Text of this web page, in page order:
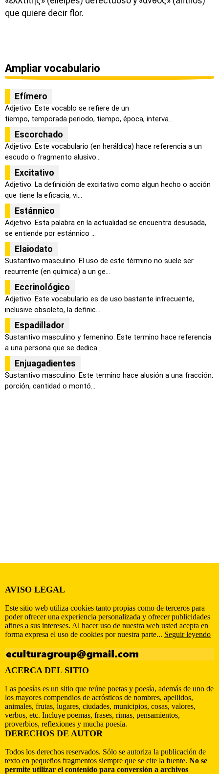
que quiere decir flor.
Ampliar vocabulario
Efímero
Adjetivo. Este vocablo se refiere de un
tiempo, temporada periodo, tiempo, época, interva...
Escorchado
Adjetivo. Este vocabulario (en heráldica) hace referencia a un
escudo o fragmento alusivo...
Excitativo
Adjetivo. La definición de excitativo como algun hecho o acción
que tiene la eficacia, vi...
Estánnico
Adjetivo. Esta palabra en la actualidad se encuentra desusada,
se entiende por estánnico ...
Elaiodato
Sustantivo masculino. El uso de este término no suele ser
recurrente (en química) a un ge...
Eccrinológico
Adjetivo. Este vocabulario es de uso bastante infrecuente,
inclusive obsoleto, la definic...
Espadillador
Sustantivo masculino y femenino. Este termino hace referencia
a una persona que se dedica...
Enjuagadientes
Sustantivo masculino. Este termino hace alusión a una fracción,
porción, cantidad o montó...
AVISO LEGAL
Este sitio web utiliza cookies tanto propias como de terceros para
poder ofrecer una experiencia personalizada y ofrecer publicidades
afines a sus intereses. Al hacer uso de nuestra web usted acepta en
forma expresa el uso de cookies por nuestra parte... Seguir leyendo
ACERCA DEL SITIO
Las poesías es un sitio que reúne poetas y poesía, además de uno de
los mayores compendios de acrósticos de nombres, apellidos,
animales, frutas, lugares, ciudades, municipios, cosas, valores,
verbos, etc. Incluye poemas, frases, rimas, pensamientos,
proverbios, reflexiones y mucha poesía.
DERECHOS DE AUTOR
Todos los derechos reservados. Sólo se autoriza la publicación de
texto en pequeños fragmentos siempre que se cite la fuente. No se
permite utilizar el contenido para conversión a archivos